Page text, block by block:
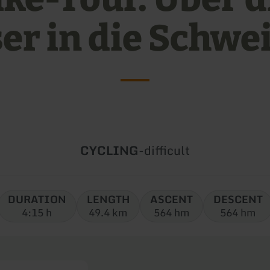
in die
Type
CYCLING-Difficulty:
difficult
DURATION
4:15 h
LENGTH
49.4 km
ASCENT
564 hm
DESCENT
564 hm